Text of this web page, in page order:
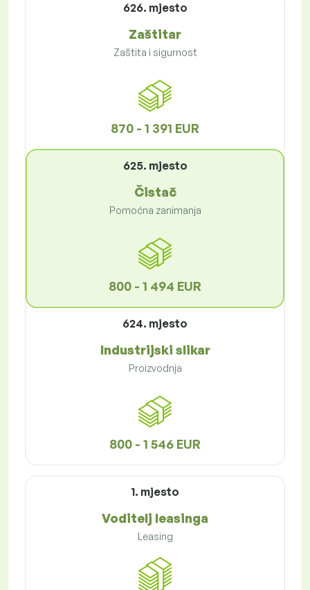
626. mjesto
Zaštitar
Zaštita i sigurnost
870 - 1 391 EUR
625. mjesto
Čistač
Pomoćna zanimanja
800 - 1 494 EUR
624. mjesto
Industrijski slikar
Proizvodnja
800 - 1 546 EUR
1. mjesto
Voditelj leasinga
Leasing